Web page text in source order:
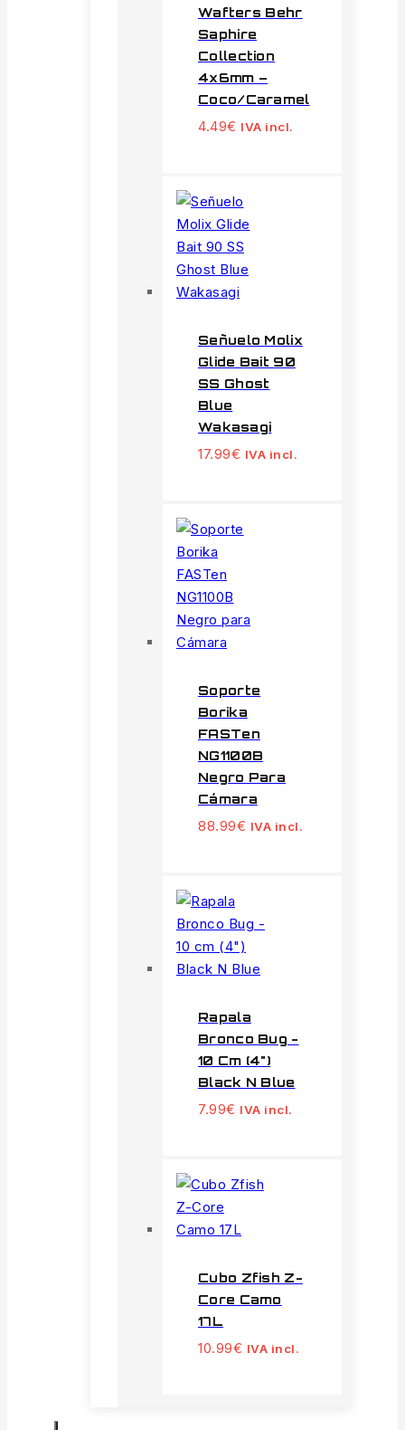
Wafters Behr
Saphire
Collection
4x6mm –
Coco/Caramel
4.49€ IVA incl.
Señuelo Molix
Glide Bait 90
SS Ghost
Blue
Wakasagi
17.99€ IVA incl.
Soporte
Borika
FASTen
NG1100B
Negro Para
Cámara
88.99€ IVA incl.
Rapala
Bronco Bug -
10 Cm (4")
Black N Blue
7.99€ IVA incl.
Cubo Zfish Z-
Core Camo
17L
10.99€ IVA incl.